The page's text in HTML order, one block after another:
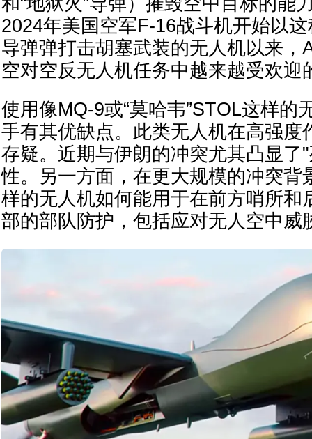
2024年美国空军F-16战斗机开始以
导弹弹打击胡塞武装的无人机以来，
空对空反无人机任务中越来越受欢迎
使用像MQ-9或“莫哈韦”STOL这样的
手有其优缺点。此类无人机在高强度
存疑。近期与伊朗的冲突尤其凸显了
性。另一方面，在更大规模的冲突背
样的无人机如何能用于在前方哨所和
部的部队防护，包括应对无人空中威